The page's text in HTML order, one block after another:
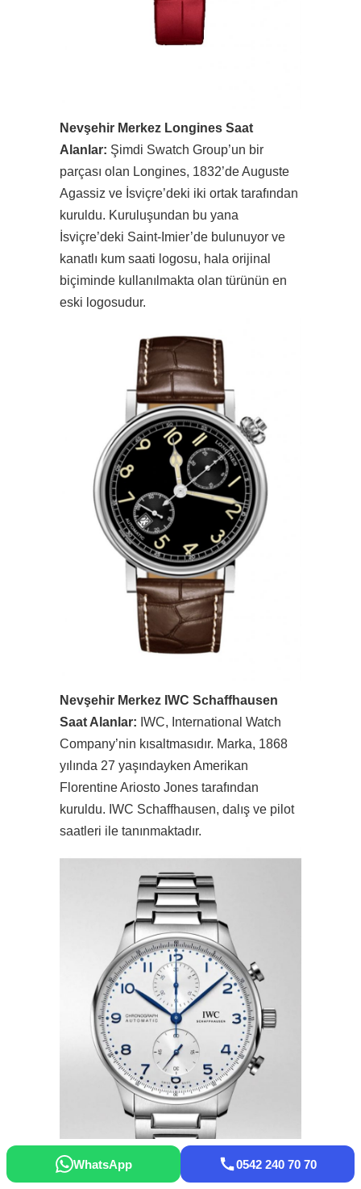
Nevşehir Merkez Longines Saat
Alanlar: Şimdi Swatch Group’un bir
parçası olan Longines, 1832’de Auguste
Agassiz ve İsviçre’deki iki ortak tarafından
kuruldu. Kuruluşundan bu yana
İsviçre’deki Saint-Imier’de bulunuyor ve
kanatlı kum saati logosu, hala orijinal
biçiminde kullanılmakta olan türünün en
eski logosudur.
Nevşehir Merkez IWC Schaffhausen
Saat Alanlar: IWC, International Watch
Company’nin kısaltmasıdır. Marka, 1868
yılında 27 yaşındayken Amerikan
Florentine Ariosto Jones tarafından
kuruldu. IWC Schaffhausen, dalış ve pilot
saatleri ile tanınmaktadır.
WhatsApp 0542 240 70 70